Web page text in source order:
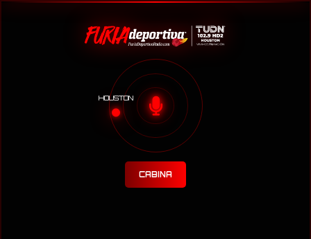
HOUSTON
CABINA